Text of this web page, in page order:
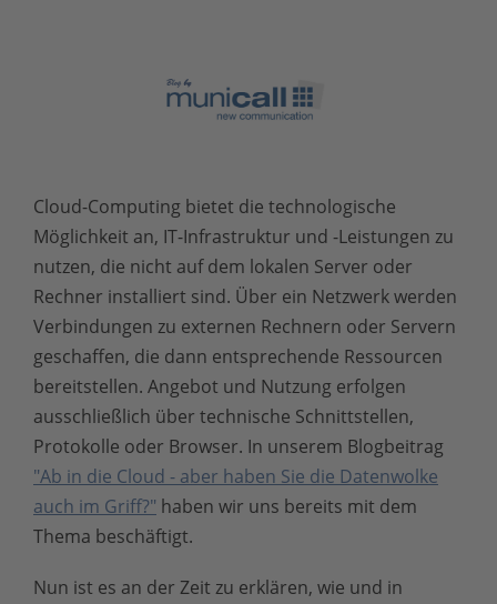
Cloud-Computing bietet die technologische
Möglichkeit an, IT-Infrastruktur und -Leistungen zu
nutzen, die nicht auf dem lokalen Server oder
Rechner installiert sind. Über ein Netzwerk werden
Verbindungen zu externen Rechnern oder Servern
geschaffen, die dann entsprechende Ressourcen
bereitstellen. Angebot und Nutzung erfolgen
ausschließlich über technische Schnittstellen,
Protokolle oder Browser. In unserem Blogbeitrag
"Ab in die Cloud - aber haben Sie die Datenwolke
auch im Griff?" haben wir uns bereits mit dem
Thema beschäftigt.
Nun ist es an der Zeit zu erklären, wie und in